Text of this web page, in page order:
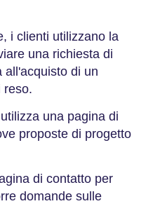
i clienti utilizzano la
una richiesta di
all'acquisto di un
reso.
una pagina di
proposte di progetto
di contatto per
domande sulle